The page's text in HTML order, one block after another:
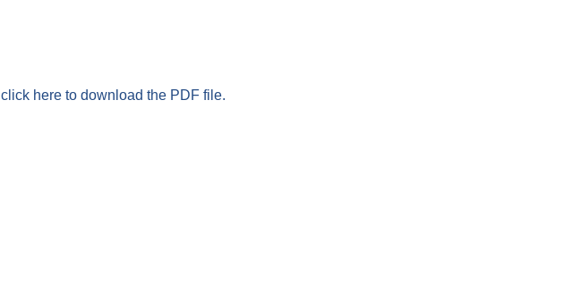
click here to download the PDF file.